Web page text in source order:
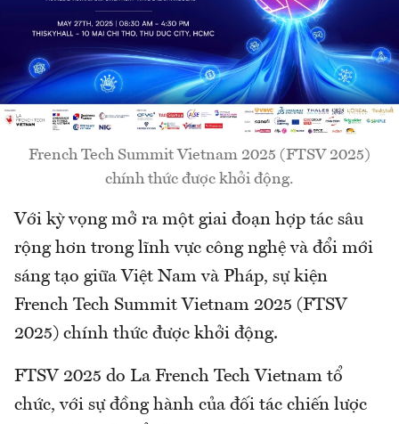
French Tech Summit Vietnam 2025 (FTSV 2025)
chính thức được khởi động.
Với kỳ vọng mở ra một giai đoạn hợp tác sâu
rộng hơn trong lĩnh vực công nghệ và đổi mới
sáng tạo giữa Việt Nam và Pháp, sự kiện
French Tech Summit Vietnam 2025 (FTSV
2025) chính thức được khởi động.
FTSV 2025 do La French Tech Vietnam tổ
chức, với sự đồng hành của đối tác chiến lược